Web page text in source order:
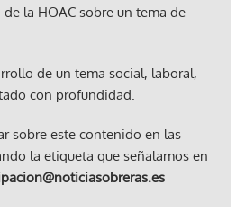
la HOAC sobre un tema de
de un tema social, laboral,
con profundidad.
sobre este contenido en las
la etiqueta que señalamos en